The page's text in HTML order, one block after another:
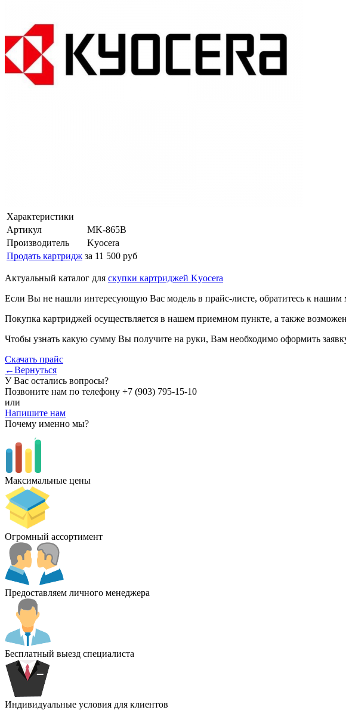
Характеристики
Артикул
MK-865B
Производитель
Kyocera
Продать картридж за 11 500 руб
Актуальный каталог для скупки картриджей Kyocera
Если Вы не нашли интересующую Вас модель в прайс-листе, обратитесь к нашим
Покупка картриджей осуществляется в нашем приемном пункте, а также
Чтобы узнать какую сумму Вы получите на руки, Вам необходимо оформить
Скачать прайс
←Вернуться
У Вас остались вопросы?
Позвоните нам по телефону +7 (903) 795-15-10
или
Напишите нам
Почему именно мы?
Максимальные цены
Огромный ассортимент
Предоставляем личного менеджера
Бесплатный выезд специалиста
Индивидуальные условия для клиентов